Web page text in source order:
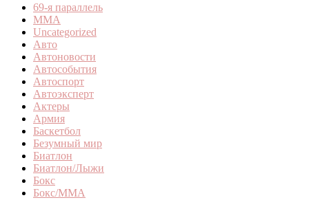
69-я параллель
MMA
Uncategorized
Авто
Автоновости
Автособытия
Автоспорт
Автоэксперт
Актеры
Армия
Баскетбол
Безумный мир
Биатлон
Биатлон/Лыжи
Бокс
Бокс/MMA